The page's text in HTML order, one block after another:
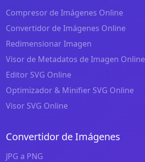
Compresor de Imágenes Online
Convertidor de Imágenes Online
Redimensionar Imagen
Visor de Metadatos de Imagen Online
Editor SVG Online
Optimizador & Minifier SVG Online
Visor SVG Online
Convertidor de Imágenes
JPG a PNG